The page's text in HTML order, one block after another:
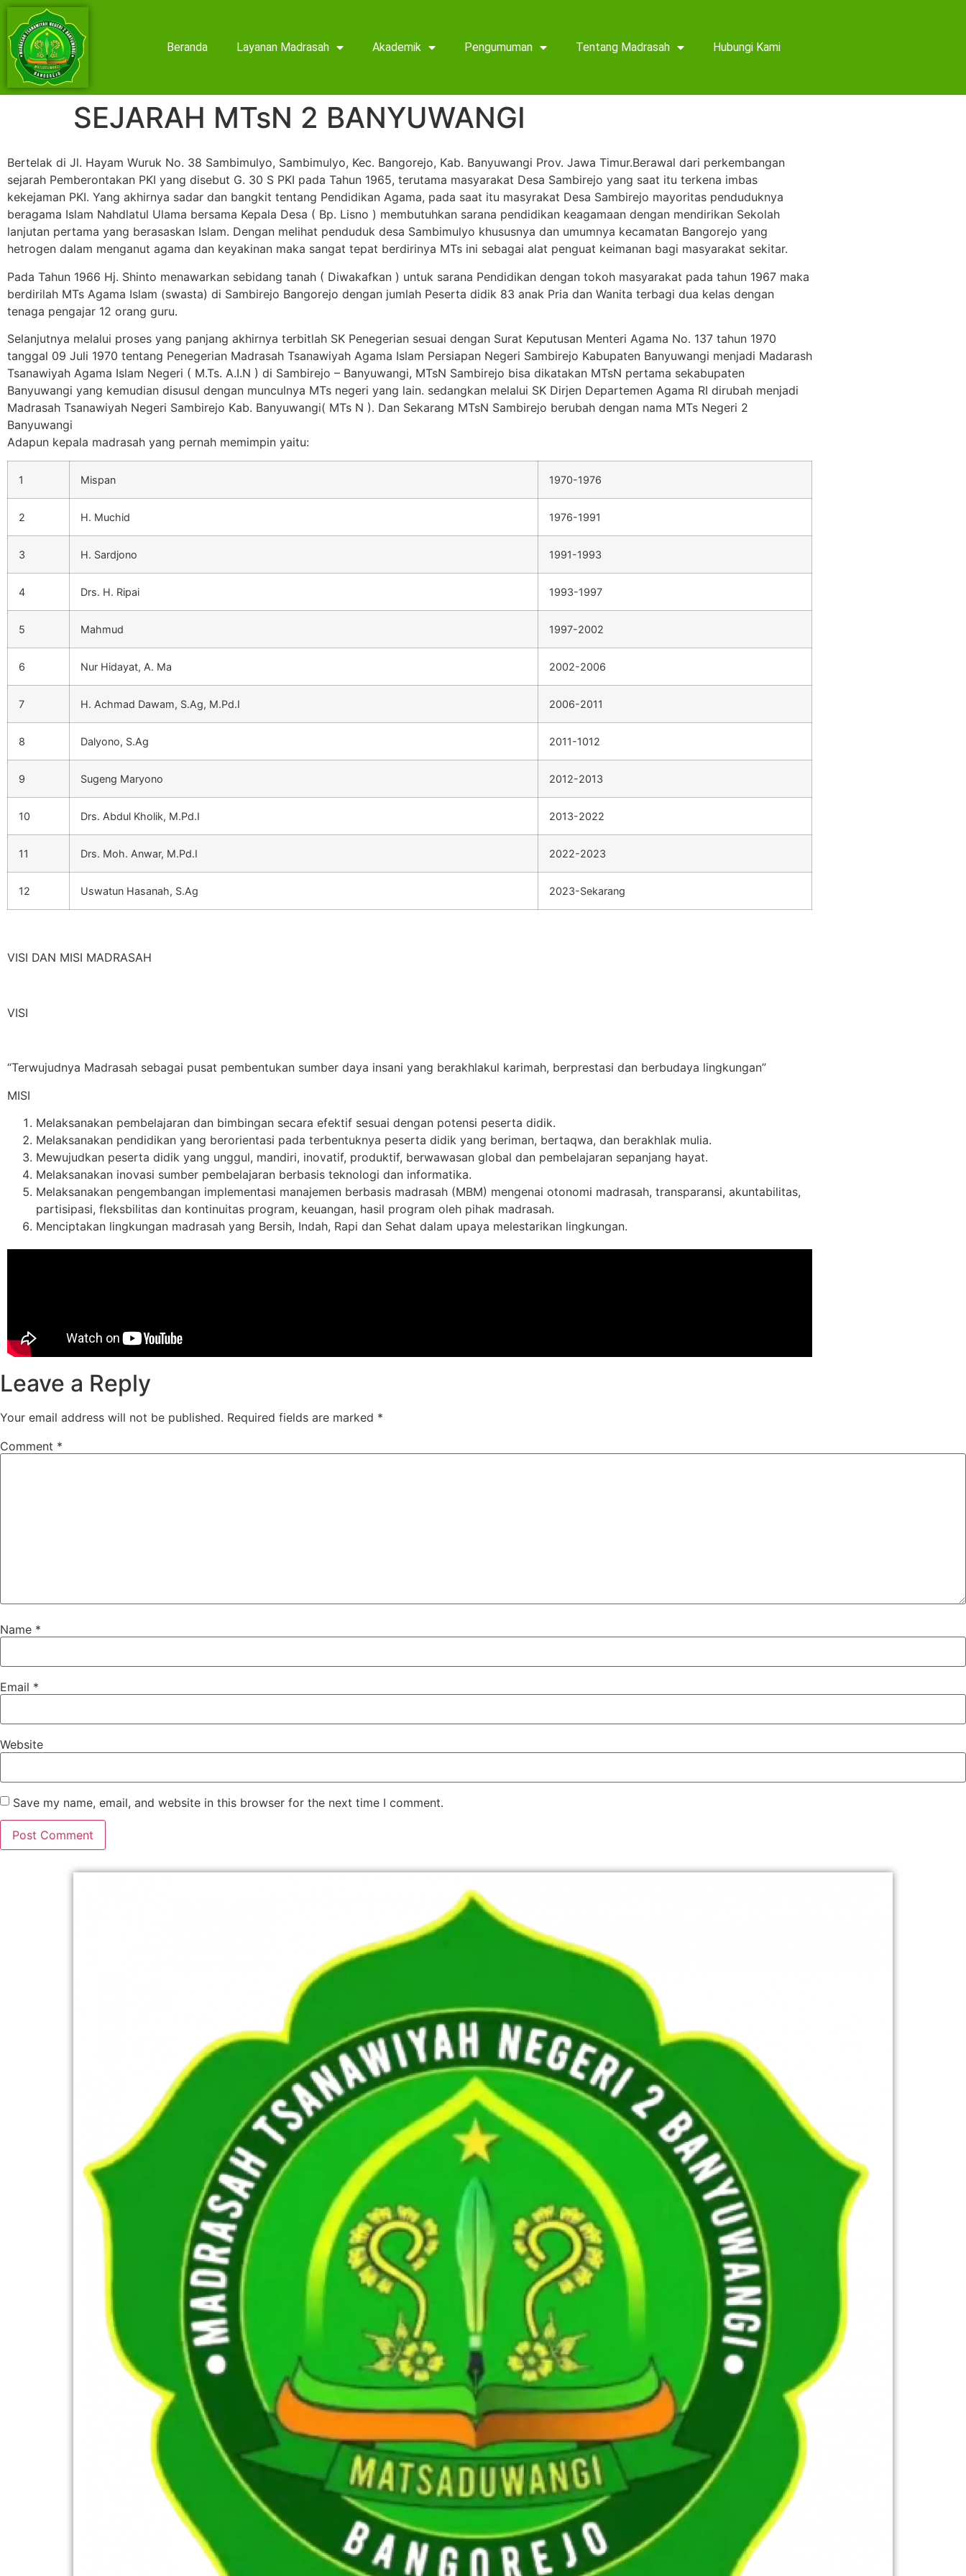
Beranda Layanan Madrasah Akademik Pengumuman Tentang Madrasah Hubungi Kami
SEJARAH MTsN 2 BANYUWANGI
Bertelak di Jl. Hayam Wuruk No. 38 Sambimulyo, Sambimulyo, Kec. Bangorejo, Kab. Banyuwangi Prov. Jawa Timur.Berawal dari perkembangan
sejarah Pemberontakan PKI yang disebut G. 30 S PKI pada Tahun 1965, terutama masyarakat Desa Sambirejo yang saat itu terkena imbas
kekejaman PKI. Yang akhirnya sadar dan bangkit tentang Pendidikan Agama, pada saat itu masyrakat Desa Sambirejo mayoritas penduduknya
beragama Islam Nahdlatul Ulama bersama Kepala Desa ( Bp. Lisno ) membutuhkan sarana pendidikan keagamaan dengan mendirikan Sekolah
lanjutan pertama yang berasaskan Islam. Dengan melihat penduduk desa Sambimulyo khususnya dan umumnya kecamatan Bangorejo yang
hetrogen dalam menganut agama dan keyakinan maka sangat tepat berdirinya MTs ini sebagai alat penguat keimanan bagi masyarakat sekitar.
Pada Tahun 1966 Hj. Shinto menawarkan sebidang tanah ( Diwakafkan ) untuk sarana Pendidikan dengan tokoh masyarakat pada tahun 1967 maka
berdirilah MTs Agama Islam (swasta) di Sambirejo Bangorejo dengan jumlah Peserta didik 83 anak Pria dan Wanita terbagi dua kelas dengan
tenaga pengajar 12 orang guru.
Selanjutnya melalui proses yang panjang akhirnya terbitlah SK Penegerian sesuai dengan Surat Keputusan Menteri Agama No. 137 tahun 1970
tanggal 09 Juli 1970 tentang Penegerian Madrasah Tsanawiyah Agama Islam Persiapan Negeri Sambirejo Kabupaten Banyuwangi menjadi Madarash
Tsanawiyah Agama Islam Negeri ( M.Ts. A.I.N ) di Sambirejo – Banyuwangi, MTsN Sambirejo bisa dikatakan MTsN pertama sekabupaten
Banyuwangi yang kemudian disusul dengan munculnya MTs negeri yang lain. sedangkan melalui SK Dirjen Departemen Agama RI dirubah menjadi
Madrasah Tsanawiyah Negeri Sambirejo Kab. Banyuwangi( MTs N ). Dan Sekarang MTsN Sambirejo berubah dengan nama MTs Negeri 2
Banyuwangi
Adapun kepala madrasah yang pernah memimpin yaitu:
1 Mispan 1970-1976
2 H. Muchid 1976-1991
3 H. Sardjono 1991-1993
4 Drs. H. Ripai 1993-1997
5 Mahmud 1997-2002
6 Nur Hidayat, A. Ma 2002-2006
7 H. Achmad Dawam, S.Ag, M.Pd.I 2006-2011
8 Dalyono, S.Ag 2011-1012
9 Sugeng Maryono 2012-2013
10 Drs. Abdul Kholik, M.Pd.I 2013-2022
11 Drs. Moh. Anwar, M.Pd.I 2022-2023
12 Uswatun Hasanah, S.Ag 2023-Sekarang
VISI DAN MISI MADRASAH
VISI
“Terwujudnya Madrasah sebagai pusat pembentukan sumber daya insani yang berakhlakul karimah, berprestasi dan berbudaya lingkungan”
MISI
Melaksanakan pembelajaran dan bimbingan secara efektif sesuai dengan potensi peserta didik.
Melaksanakan pendidikan yang berorientasi pada terbentuknya peserta didik yang beriman, bertaqwa, dan berakhlak mulia.
Mewujudkan peserta didik yang unggul, mandiri, inovatif, produktif, berwawasan global dan pembelajaran sepanjang hayat.
Melaksanakan inovasi sumber pembelajaran berbasis teknologi dan informatika.
Melaksanakan pengembangan implementasi manajemen berbasis madrasah (MBM) mengenai otonomi madrasah, transparansi, akuntabilitas,
partisipasi, fleksbilitas dan kontinuitas program, keuangan, hasil program oleh pihak madrasah.
Menciptakan lingkungan madrasah yang Bersih, Indah, Rapi dan Sehat dalam upaya melestarikan lingkungan.
Leave a Reply
Your email address will not be published. Required fields are marked *
Comment *
Name *
Email *
Website
Save my name, email, and website in this browser for the next time I comment.